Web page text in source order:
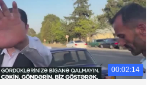
00:02:14